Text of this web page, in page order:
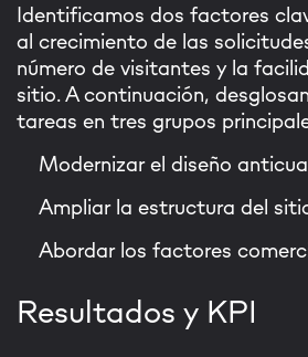
Identificamos dos factores
al crecimiento de las
número de visitantes y la
sitio. A continuación,
tareas en tres grupos
Modernizar el diseño
Ampliar la estructura del
Abordar los factores
Resultados y KPI